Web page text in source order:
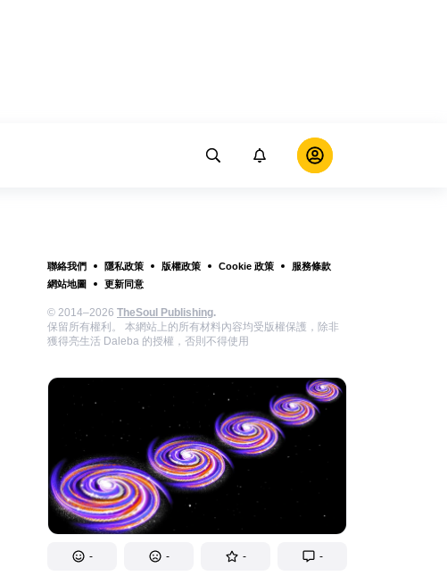
聯絡我們 隱私政策 版權政策 Cookie 政策
服務條款
網站地圖
更新同意
© 2014–2026 TheSoul Publishing.
保留所有權利。 本網站上的所有材料內容均受版權保護，除非
獲得亮生活 Daleba 的授權，否則不得使用
- - - -